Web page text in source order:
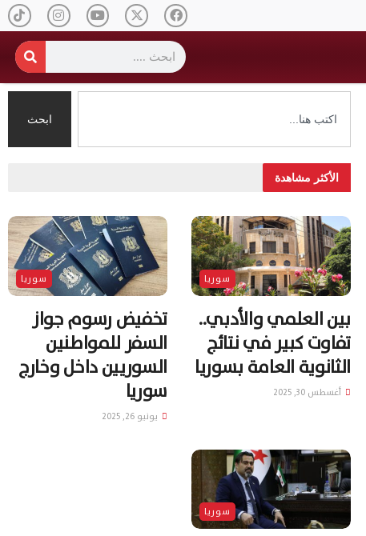
ابحث
الأكثر مشاهدة
سوريا
بين العلمي والأدبي..
تفاوت كبير في نتائج
الثانوية العامة بسوريا
أغسطس 30, 2025
سوريا
تخفيض رسوم جواز
السفر للمواطنين
السوريين داخل وخارج
سوريا
يونيو 26, 2025
سوريا